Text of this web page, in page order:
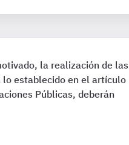
la realización de las
lo establecido en el artículo
Públicas, deberán